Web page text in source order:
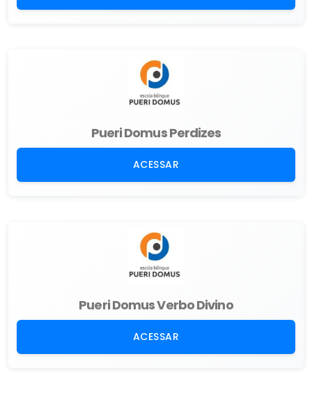
Pueri Domus Perdizes
ACESSAR
Pueri Domus Verbo Divino
ACESSAR